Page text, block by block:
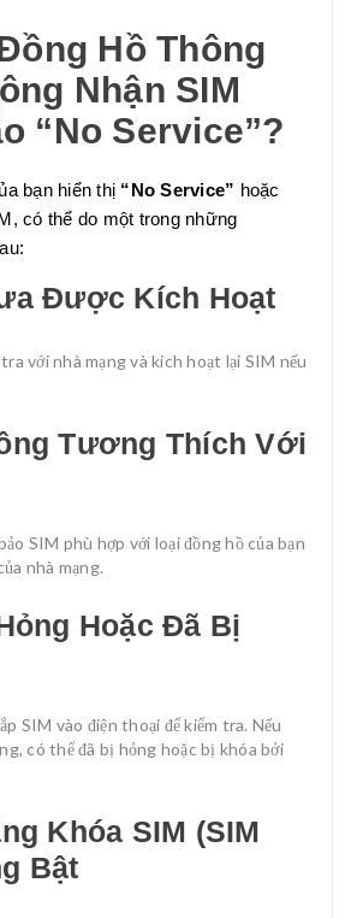
Hồ Thông
Nhận SIM
“No Service”?
bạn hiển thị “No Service” hoặc
có thể do một trong những
Được Kích Hoạt
với nhà mạng và kích hoạt lại SIM nếu
Tương Thích Với
SIM phù hợp với loại đồng hồ của bạn
nhà mạng.
Hoặc Đã Bị
SIM vào điện thoại để kiểm tra. Nếu
có thể đã bị hỏng hoặc bị khóa bởi
Khóa SIM (SIM
Bật